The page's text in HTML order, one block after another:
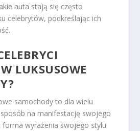
auta stają się często
celebrytów, podkreślając ich
LUKSUSOWE
samochody to dla wielu
na manifestację swojego
forma wyrażenia swojego stylu